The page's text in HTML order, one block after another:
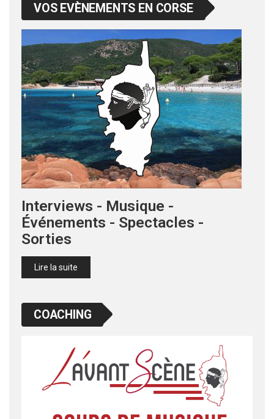
VOS EVÈNEMENTS EN CORSE
Interviews - Musique -
Événements - Spectacles -
Sorties
Lire la suite
COACHING